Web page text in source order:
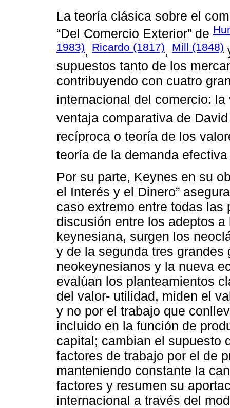
La teoría clásica sobre el
“Del Comercio Exterior” de
1983), Ricardo (1817), Mill (1848)
supuestos tanto de los
contribuyendo con cuatro
internacional del comercio:
ventaja comparativa de
recíproca o teoría de los
teoría de la demanda
Por su parte, Keynes en su
el Interés y el Dinero”
caso extremo entre todas
discusión entre los adeptos
keynesiana, surgen los
y de la segunda tres
neokeynesianos y la nueva
evalúan los planteamientos
del valor- utilidad, miden el
y no por el trabajo que
incluido en la función de
capital; cambian el supuesto
factores de trabajo por el de
manteniendo constante la
factores y resumen su
internacional a través del